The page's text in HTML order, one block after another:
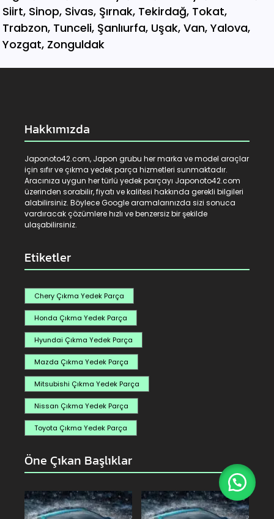
Hakkımızda
Japonoto42.com, Japon grubu her marka ve model araçlar
için sıfır ve çıkma yedek parça hizmetleri sunmaktadır.
Aracınıza uygun her türlü yedek parçayı Japonoto42.com
üzerinden sorabilir, fiyatı ve kalitesi hakkında gerekli bilgileri
alabilirsiniz. Böylece Google aramalarınızda sizi sonuca
vardıracak çözümlere hızlı ve benzersiz bir şekilde
ulaşabilirsiniz.
Etiketler
Chery Çıkma Yedek Parça
Honda Çıkma Yedek Parça
Hyundai Çıkma Yedek Parça
Mazda Çıkma Yedek Parça
Mitsubishi Çıkma Yedek Parça
Nissan Çıkma Yedek Parça
Toyota Çıkma Yedek Parça
Öne Çıkan Başlıklar